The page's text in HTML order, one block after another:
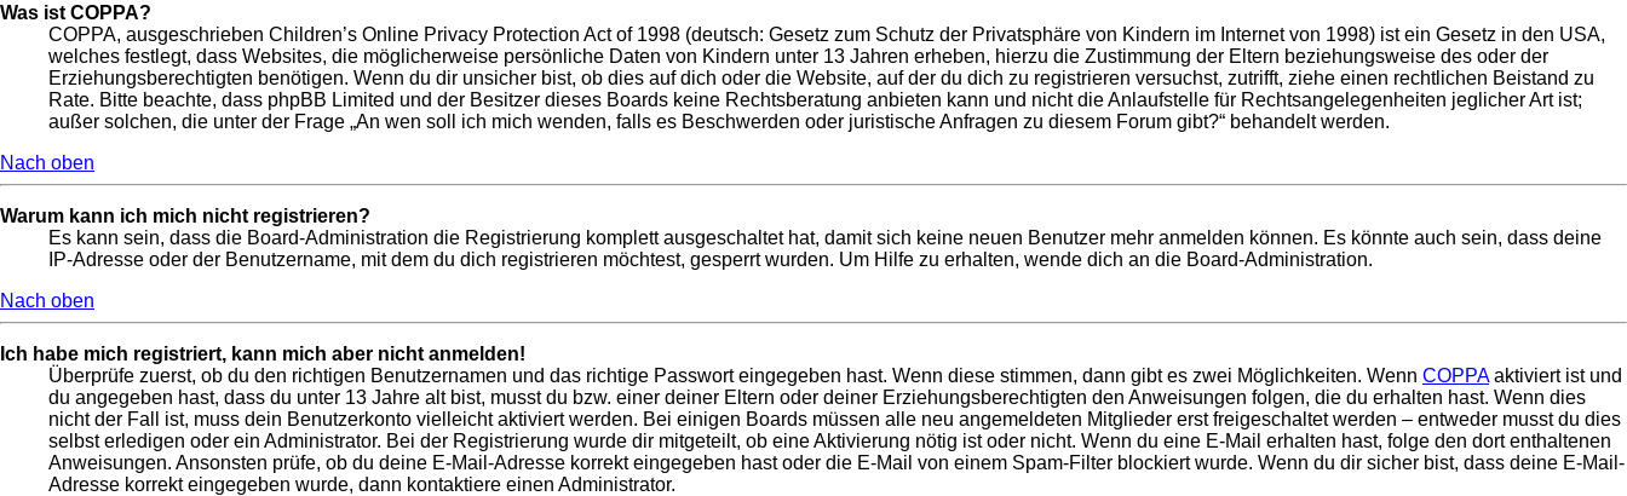
Was ist COPPA?
COPPA, ausgeschrieben Children’s Online Privacy Protection Act of 1998 (deutsch: Gesetz zum Schutz der Privatsphäre von Kindern im Internet von 1998) ist ein Gesetz in den USA,
welches festlegt, dass Websites, die möglicherweise persönliche Daten von Kindern unter 13 Jahren erheben, hierzu die Zustimmung der Eltern beziehungsweise des oder der
Erziehungsberechtigten benötigen. Wenn du dir unsicher bist, ob dies auf dich oder die Website, auf der du dich zu registrieren versuchst, zutrifft, ziehe einen rechtlichen Beistand zu
Rate. Bitte beachte, dass phpBB Limited und der Besitzer dieses Boards keine Rechtsberatung anbieten kann und nicht die Anlaufstelle für Rechtsangelegenheiten jeglicher Art ist;
außer solchen, die unter der Frage „An wen soll ich mich wenden, falls es Beschwerden oder juristische Anfragen zu diesem Forum gibt?“ behandelt werden.
Nach oben
Warum kann ich mich nicht registrieren?
Es kann sein, dass die Board-Administration die Registrierung komplett ausgeschaltet hat, damit sich keine neuen Benutzer mehr anmelden können. Es könnte auch sein, dass deine
IP-Adresse oder der Benutzername, mit dem du dich registrieren möchtest, gesperrt wurden. Um Hilfe zu erhalten, wende dich an die Board-Administration.
Nach oben
Ich habe mich registriert, kann mich aber nicht anmelden!
Überprüfe zuerst, ob du den richtigen Benutzernamen und das richtige Passwort eingegeben hast. Wenn diese stimmen, dann gibt es zwei Möglichkeiten. Wenn COPPAaktiviert ist und
du angegeben hast, dass du unter 13 Jahre alt bist, musst du bzw. einer deiner Eltern oder deiner Erziehungsberechtigten den Anweisungen folgen, die du erhalten hast. Wenn dies
nicht der Fall ist, muss dein Benutzerkonto vielleicht aktiviert werden. Bei einigen Boards müssen alle neu angemeldeten Mitglieder erst freigeschaltet werden – entweder musst du dies
selbst erledigen oder ein Administrator. Bei der Registrierung wurde dir mitgeteilt, ob eine Aktivierung nötig ist oder nicht. Wenn du eine E-Mail erhalten hast, folge den dort enthaltenen
Anweisungen. Ansonsten prüfe, ob du deine E-Mail-Adresse korrekt eingegeben hast oder die E-Mail von einem Spam-Filter blockiert wurde. Wenn du dir sicher bist, dass deine E-Mail-
Adresse korrekt eingegeben wurde, dann kontaktiere einen Administrator.